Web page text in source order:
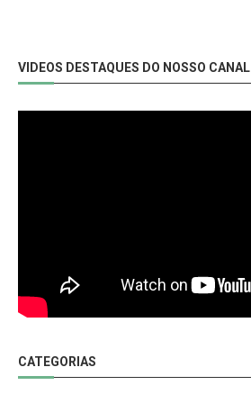
VIDEOS DESTAQUES DO NOSSO CANAL
CATEGORIAS